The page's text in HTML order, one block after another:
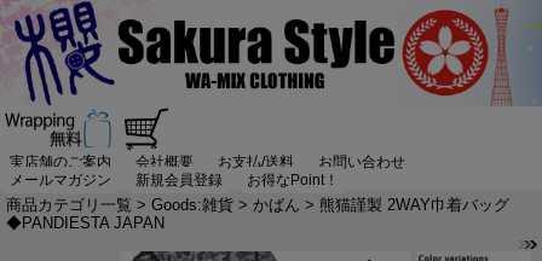
実店舗のご案内 会社概要 お支払/送料
お問い合わせ
メールマガジン
新規会員登録 お得なPoint！
商品カテゴリ一覧 > Goods:雑貨 > かばん > 熊猫謹製 2WAY巾着バッグ
◆PANDIESTA JAPAN